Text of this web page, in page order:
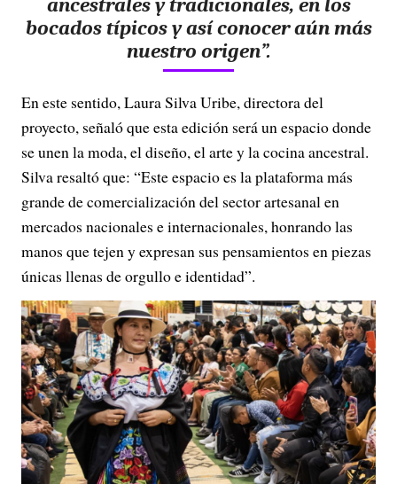
ancestrales y tradicionales, en los
bocados típicos y así conocer aún más
nuestro origen”.
En este sentido, Laura Silva Uribe, directora del
proyecto, señaló que esta edición será un espacio donde
se unen la moda, el diseño, el arte y la cocina ancestral.
Silva resaltó que: “Este espacio es la plataforma más
grande de comercialización del sector artesanal en
mercados nacionales e internacionales, honrando las
manos que tejen y expresan sus pensamientos en piezas
únicas llenas de orgullo e identidad”.